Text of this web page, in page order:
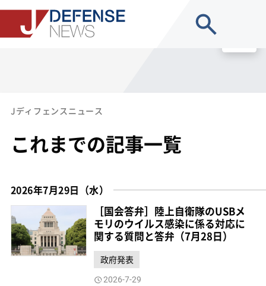
Jディフェンスニュース
これまでの記事一覧
2026年7月29日（水）
［国会答弁］陸上自衛隊のUSBメ
モリのウイルス感染に係る対応に
関する質問と答弁（7月28日）
政府発表
2026-7-29